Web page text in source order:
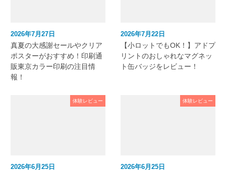
2026年7月27日
真夏の大感謝セールやクリア
ポスターがおすすめ！印刷通
販東京カラー印刷の注目情
報！
2026年7月22日
【小ロットでもOK！】アドプ
リントのおしゃれなマグネッ
ト缶バッジをレビュー！
体験レビュー
2026年6月25日
体験レビュー
2026年6月25日